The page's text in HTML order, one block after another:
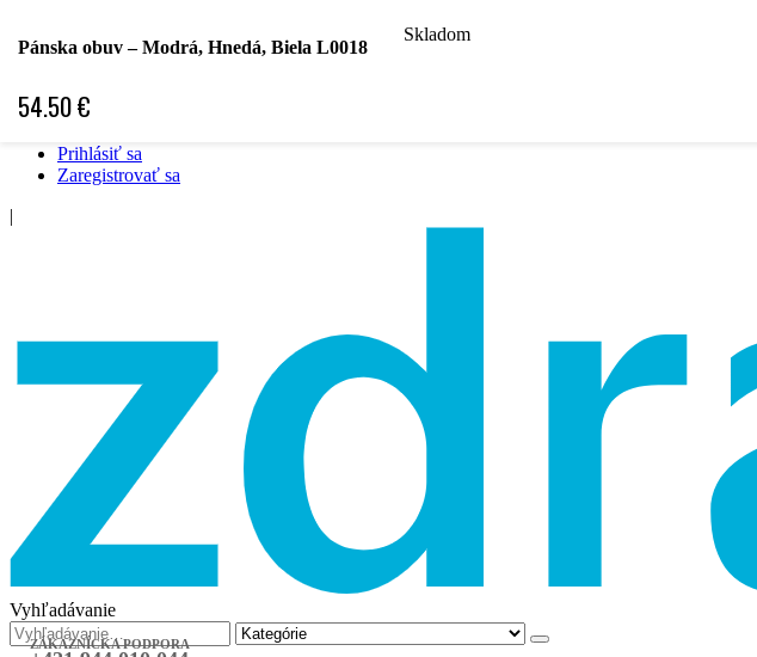
Hľadať podľa špecializácie
Špecifická objednávka
Prihlásiť sa
Zaregistrovať sa
|
Vyhľadávanie
ZÁKAZNÍCKA PODPORA
Pánska obuv – Modrá, Hnedá, Biela L0018
54.50€
Skladom